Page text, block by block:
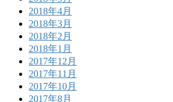
2018年4月
2018年3月
2018年2月
2018年1月
2017年12月
2017年11月
2017年10月
2017年8月